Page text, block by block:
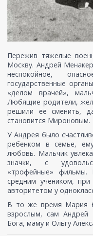
Пережив тяжелые
Москву. Андрей
неспокойное,
государственные
«делом врачей»,
Любящие родители,
решили ее сменить,
становится Мироновым.
У Андрея было
ребенком в семье,
любовь. Мальчик
значки, с
«трофейные»
средним учеником,
авторитетом у
В то же время Мария
взрослым, сам Андрей
Бога, маму и Ольгу